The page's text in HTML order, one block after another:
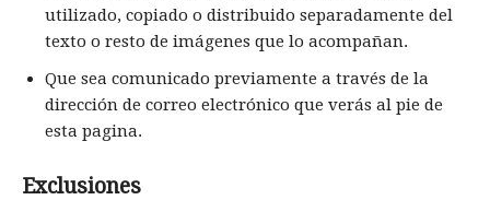
utilizado, copiado o distribuido separadamente del
texto o resto de imágenes que lo acompañan.
Que sea comunicado previamente a través de la
dirección de correo electrónico que verás al pie de
esta pagina.
Exclusiones